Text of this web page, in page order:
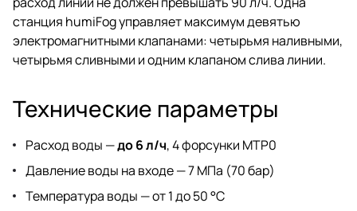
станция humiFog управляет максимум девятью
электромагнитными клапанами: четырьмя наливными,
четырьмя сливными и одним клапаном слива линии.
Технические параметры
Расход воды —до 6 л/ч, 4 форсунки MTP0
Давление воды на входе — 7 МПа (70 бар)
Температура воды — от 1 до 50 °C